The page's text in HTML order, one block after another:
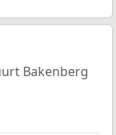
Bakenberg